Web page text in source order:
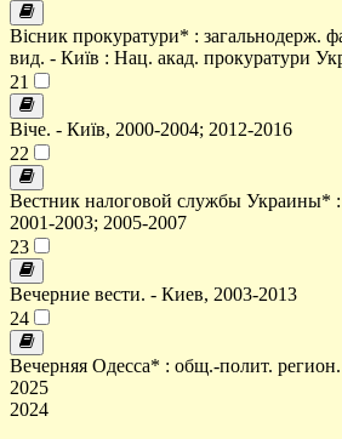
Вісник прокуратури* : загальнодерж.
вид. - Київ : Нац. акад. прокуратури
21
Віче. - Київ, 2000-2004; 2012-2016
22
Вестник налоговой службы Украины*
2001-2003; 2005-2007
23
Вечерние вести. - Киев, 2003-2013
24
Вечерняя Одесса* : общ.-полит.
2025
2024